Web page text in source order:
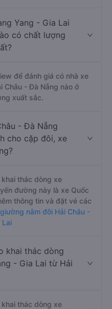
Yang - Gia Lai
có chất lượng
để đánh giá có nhà xe
Châu - Đà Nẵng nào ở
xuất sắc.
- Đà Nẵng
cho cặp đôi, xe
thác dòng xe
đường này là xe Quốc
thông tin và đặt vé các
nằm đôi Hải Châu -
Lai
khai thác dòng
- Gia Lai từ Hải
thác dòng xe